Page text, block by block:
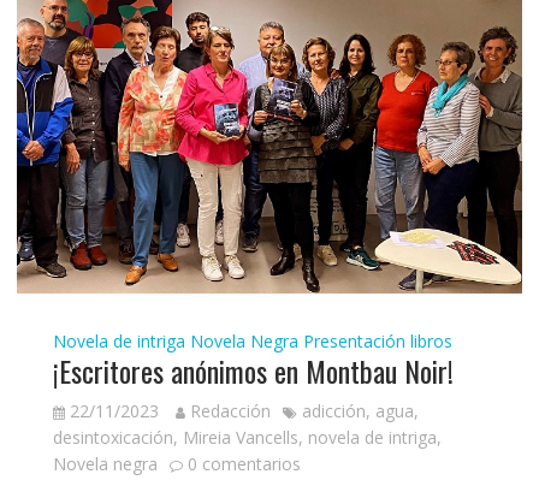
Novela de intriga Novela Negra Presentación libros
¡Escritores anónimos en Montbau Noir!
22/11/2023 Redacción adicción, agua,
desintoxicación, Mireia Vancells, novela de intriga,
Novela negra
0 comentarios